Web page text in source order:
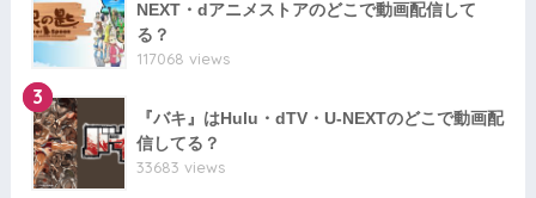
NEXT・dアニメストアのどこで動画配信して
る？
117068 views
3
『バキ』はHulu・dTV・U-NEXTのどこで動画配
信してる？
33683 views